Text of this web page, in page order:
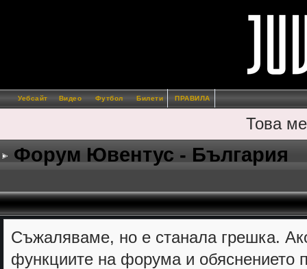
Уебсайт Видео Футбол Билети ПРАВИЛА
Това
Форум Ювентус - България
Съжалявамe, но е станала грешка.
функциите на форума и обяснението